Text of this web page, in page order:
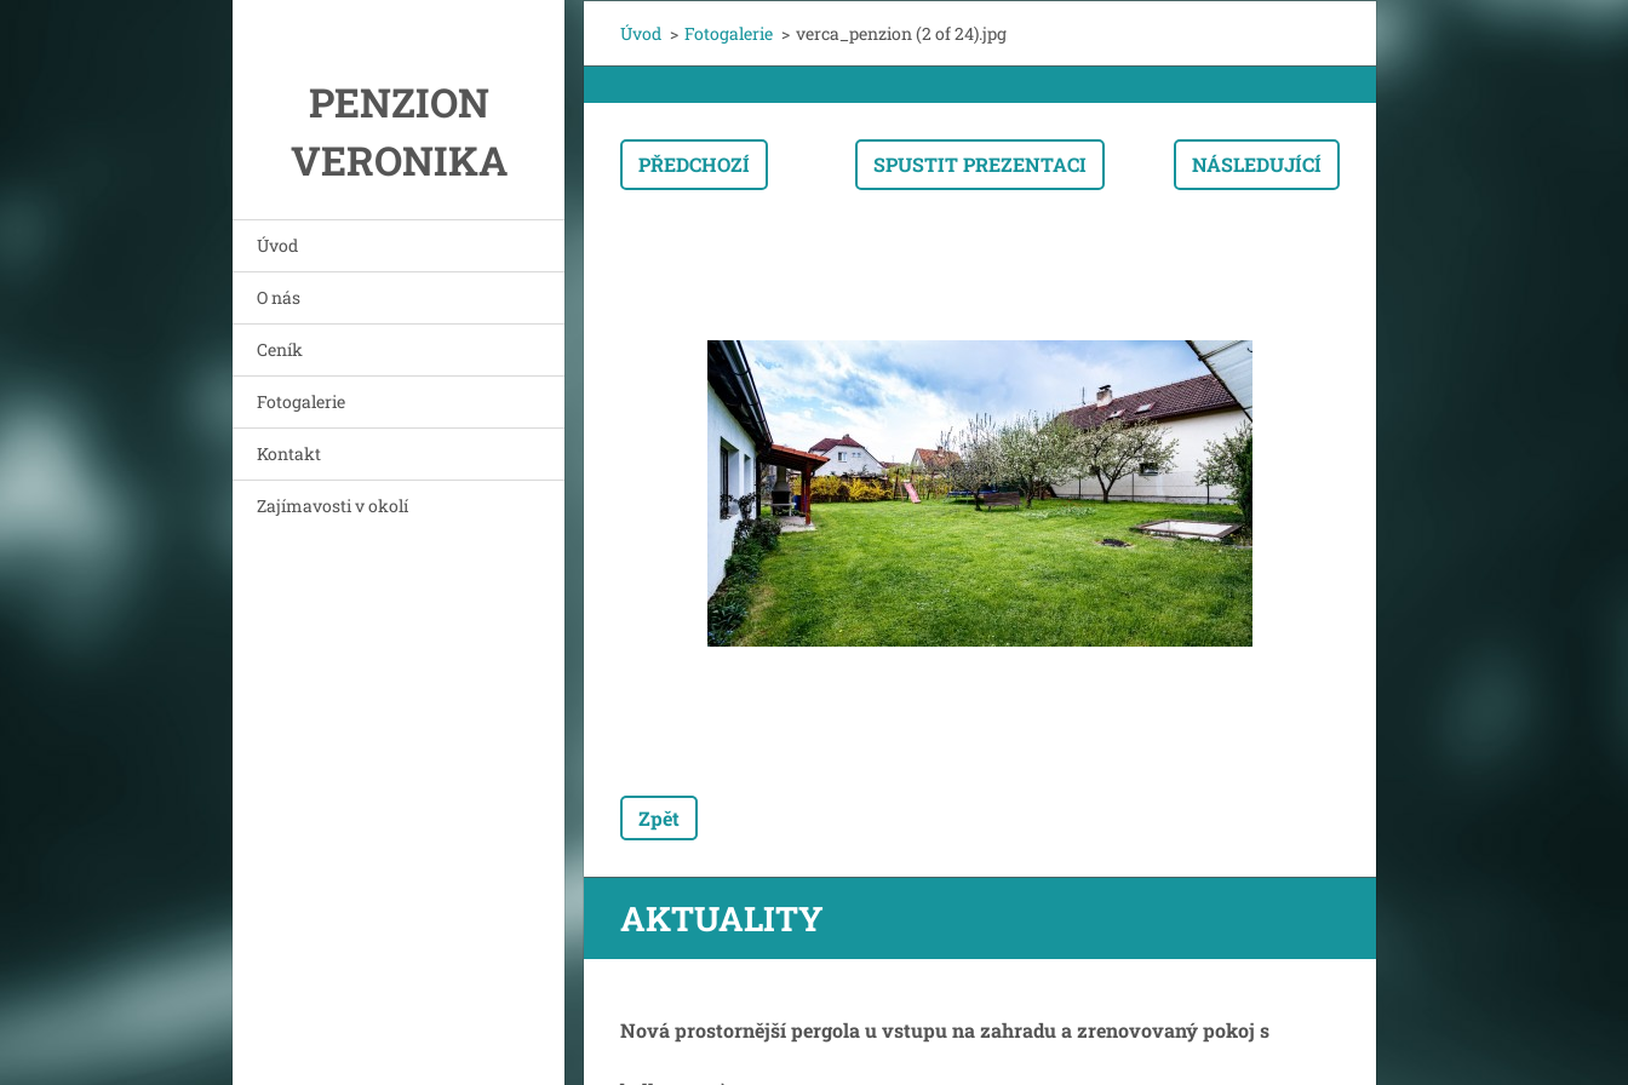
PENZION
VERONIKA
Úvod
O nás
Ceník
Fotogalerie
Kontakt
Zajímavosti v okolí
Úvod > Fotogalerie > verca_penzion (2 of 24).jpg
PŘEDCHOZÍ SPUSTIT PREZENTACI NÁSLEDUJÍCÍ
Zpět
AKTUALITY
Nová prostornější pergola u vstupu na zahradu a zrenovovaný pokoj s